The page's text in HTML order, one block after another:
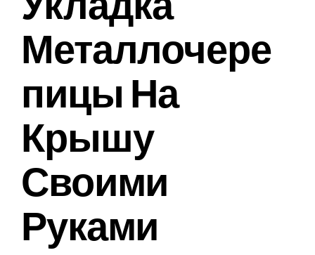
Металлочере
Пицы На
Крышу
Своими
Руками